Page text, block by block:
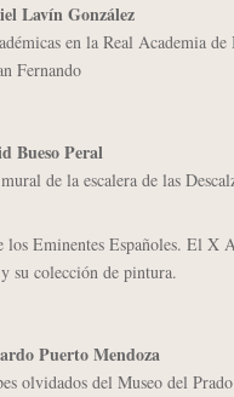
Lavín González
en la Real Academia de
Fernando
Bueso Peral
de la escalera de las
los Eminentes Españoles. El X
su colección de pintura.
Puerto Mendoza
olvidados del Museo del Prado